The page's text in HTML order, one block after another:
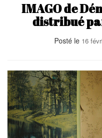
IMAGO de
distribué
Posté le 16